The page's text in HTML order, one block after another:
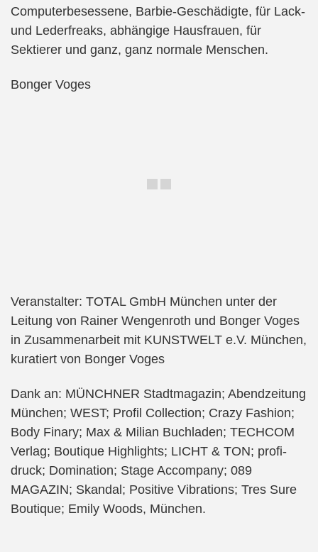
Computerbesessene, Barbie-Geschädigte, für Lack-
und Lederfreaks, abhängige Hausfrauen, für
Sektierer und ganz, ganz normale Menschen.
Bonger Voges
Veranstalter: TOTAL GmbH München unter der
Leitung von Rainer Wengenroth und Bonger Voges
in Zusammenarbeit mit KUNSTWELT e.V. München,
kuratiert von Bonger Voges
Dank an: MÜNCHNER Stadtmagazin; Abendzeitung
München; WEST; Profil Collection; Crazy Fashion;
Body Finary; Max & Milian Buchladen; TECHCOM
Verlag; Boutique Highlights; LICHT & TON; profi-
druck; Domination; Stage Accompany; 089
MAGAZIN; Skandal; Positive Vibrations; Tres Sure
Boutique; Emily Woods, München.